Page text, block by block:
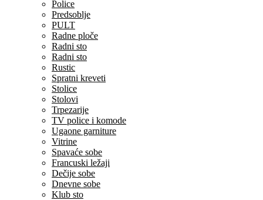
Police
Predsoblje
PULT
Radne ploče
Radni sto
Radni sto
Rustic
Spratni kreveti
Stolice
Stolovi
Trpezarije
TV police i komode
Ugaone garniture
Vitrine
Spavaće sobe
Francuski ležaji
Dečije sobe
Dnevne sobe
Klub sto